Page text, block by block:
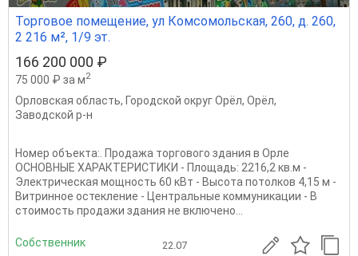
Торговое помещение, ул Комсомольская, 260, д. 260,
2 216 м², 1/9 эт.
166 200 000 ₽
75 000 ₽ за м2
Орловская область, Городской округ Орёл, Орёл,
Заводской р-н
Номер объекта:. Продажа торгового здания в Орле
ОСНОВНЫЕ ХАРАКТЕРИСТИКИ - Площадь: 2216,2 кв.м -
Электрическая мощность 60 кВт - Высота потолков 4,15 м -
Витринное остекление - Центральные коммуникации - В
стоимость продажи здания не включено...
Собственник 22.07